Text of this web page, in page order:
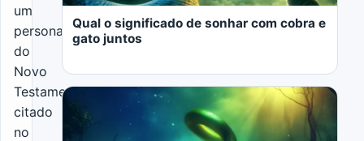
um
personagem
do
Novo
Testamento,
citado
no
Qual o significado de sonhar com cobra e
gato juntos